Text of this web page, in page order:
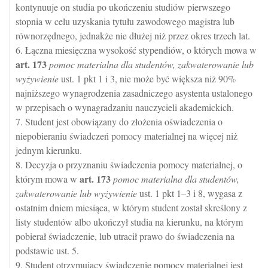
kontynuuje on studia po ukończeniu studiów pierwszego
stopnia w celu uzyskania tytułu zawodowego magistra lub
równorzędnego, jednakże nie dłużej niż przez okres trzech lat.
6. Łączna miesięczna wysokość stypendiów, o których mowa w
art. 173pomoc materialna dla studentów, zakwaterowanie lub
wyżywienieust. 1 pkt 1 i 3, nie może być większa niż 90%
najniższego wynagrodzenia zasadniczego asystenta ustalonego
w przepisach o wynagradzaniu nauczycieli akademickich.
7. Student jest obowiązany do złożenia oświadczenia o
niepobieraniu świadczeń pomocy materialnej na więcej niż
jednym kierunku.
8. Decyzja o przyznaniu świadczenia pomocy materialnej, o
którym mowa w art. 173pomoc materialna dla studentów,
zakwaterowanie lub wyżywienieust. 1 pkt 1–3 i 8, wygasa z
ostatnim dniem miesiąca, w którym student został skreślony z
listy studentów albo ukończył studia na kierunku, na którym
pobierał świadczenie, lub utracił prawo do świadczenia na
podstawie ust. 5.
9. Student otrzymujący świadczenie pomocy materialnej jest